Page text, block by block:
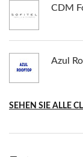
CDM
Azul
SEHEN SIE ALLE